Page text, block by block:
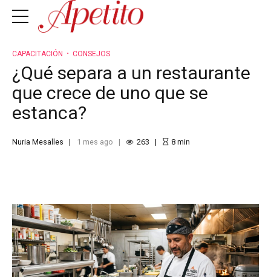
CAPACITACIÓN CONSEJOS
¿Qué separa a un restaurante
que crece de uno que se
estanca?
Nuria Mesalles 1 mes ago 263 8min